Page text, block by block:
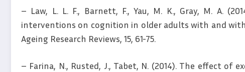
– Law, L. L. F., Barnett, F., Yau, M. K., Gray, M. A.
interventions on cognition in older adults with and
Ageing Research Reviews, 15, 61-75.
– Farina, N., Rusted, J., Tabet, N. (2014). The effect